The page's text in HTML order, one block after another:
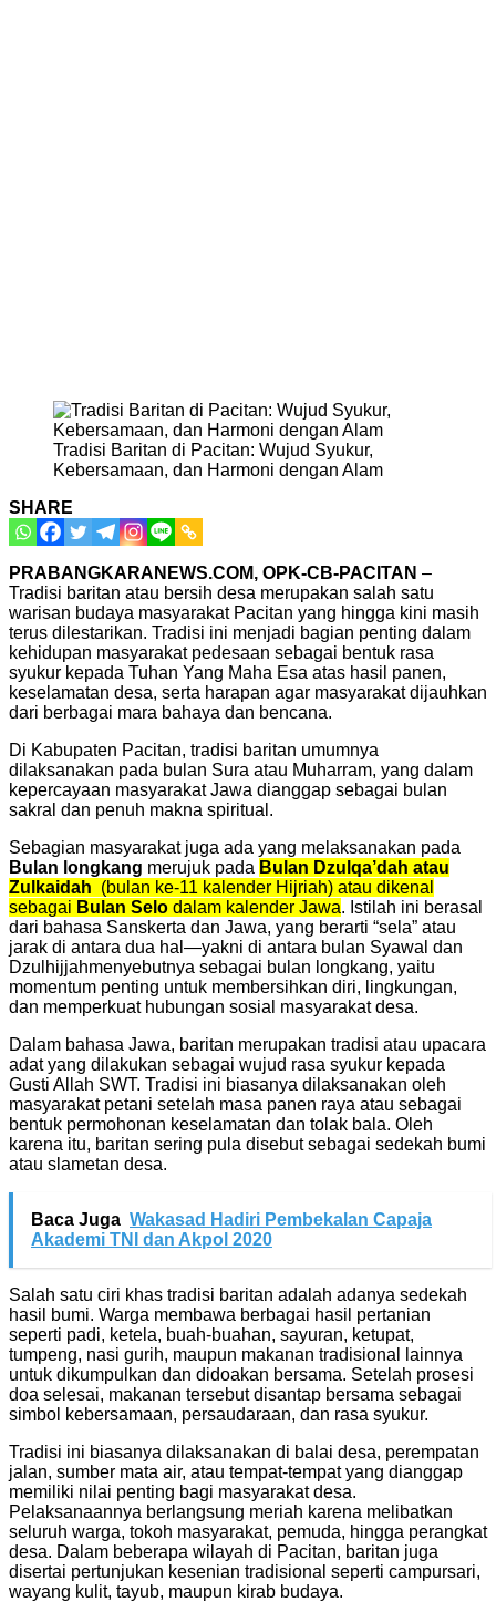
Tradisi Baritan di Pacitan: Wujud Syukur,
Kebersamaan, dan Harmoni dengan Alam
SHARE
PRABANGKARANEWS.COM, OPK-CB-PACITAN –
Tradisi baritan atau bersih desa merupakan salah satu
warisan budaya masyarakat Pacitan yang hingga kini masih
terus dilestarikan. Tradisi ini menjadi bagian penting dalam
kehidupan masyarakat pedesaan sebagai bentuk rasa
syukur kepada Tuhan Yang Maha Esa atas hasil panen,
keselamatan desa, serta harapan agar masyarakat dijauhkan
dari berbagai mara bahaya dan bencana.
Di Kabupaten Pacitan, tradisi baritan umumnya
dilaksanakan pada bulan Sura atau Muharram, yang dalam
kepercayaan masyarakat Jawa dianggap sebagai bulan
sakral dan penuh makna spiritual.
Sebagian masyarakat juga ada yang melaksanakan pada
Bulan longkang merujuk pada Bulan Dzulqa’dah atau
Zulkaidah (bulan ke-11 kalender Hijriah) atau dikenal
sebagai Bulan Selo dalam kalender Jawa. Istilah ini berasal
dari bahasa Sanskerta dan Jawa, yang berarti “sela” atau
jarak di antara dua hal—yakni di antara bulan Syawal dan
Dzulhijjahmenyebutnya sebagai bulan longkang, yaitu
momentum penting untuk membersihkan diri, lingkungan,
dan memperkuat hubungan sosial masyarakat desa.
Dalam bahasa Jawa, baritan merupakan tradisi atau upacara
adat yang dilakukan sebagai wujud rasa syukur kepada
Gusti Allah SWT. Tradisi ini biasanya dilaksanakan oleh
masyarakat petani setelah masa panen raya atau sebagai
bentuk permohonan keselamatan dan tolak bala. Oleh
karena itu, baritan sering pula disebut sebagai sedekah bumi
atau slametan desa.
Baca Juga Wakasad Hadiri Pembekalan Capaja
Akademi TNI dan Akpol 2020
Salah satu ciri khas tradisi baritan adalah adanya sedekah
hasil bumi. Warga membawa berbagai hasil pertanian
seperti padi, ketela, buah-buahan, sayuran, ketupat,
tumpeng, nasi gurih, maupun makanan tradisional lainnya
untuk dikumpulkan dan didoakan bersama. Setelah prosesi
doa selesai, makanan tersebut disantap bersama sebagai
simbol kebersamaan, persaudaraan, dan rasa syukur.
Tradisi ini biasanya dilaksanakan di balai desa, perempatan
jalan, sumber mata air, atau tempat-tempat yang dianggap
memiliki nilai penting bagi masyarakat desa.
Pelaksanaannya berlangsung meriah karena melibatkan
seluruh warga, tokoh masyarakat, pemuda, hingga perangkat
desa. Dalam beberapa wilayah di Pacitan, baritan juga
disertai pertunjukan kesenian tradisional seperti campursari,
wayang kulit, tayub, maupun kirab budaya.